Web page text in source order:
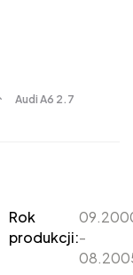
Audi A6 2.7
Rok
produkcji:-